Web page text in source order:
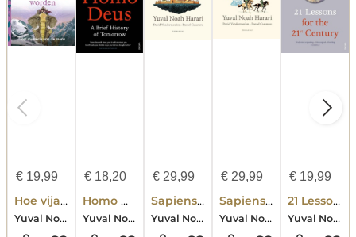
€19,99
Hoe vijanden vrienden kunnen worden
Yuval Noah Harari
€18,20
Homo Deus
Yuval Noah Harari
€ 29,99
Sapiens. Een beeldverhaal 2
Yuval Noah Harari
€ 29,99
Sapiens een beeldverhaal 3
Yuval Noah Harari
€ 19,99
21 Lessons for the 21st Century
Yuval Noah Harari